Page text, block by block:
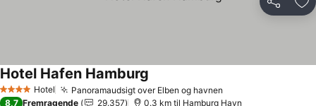
Del
4 StjernerHotel Panoramaudsigt over Elben og havnen
Hotel Hafen Hamburg
8,7 Fremragende 29.357 0.3 km til Hamburg Havn